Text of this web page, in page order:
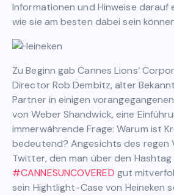
Informationen und Hinweise darauf
wie sie am besten dabei sein
Zu Beginn gab Cannes Lions‘
Director Rob Dembitz, alter
Partner in einigen
von Weber Shandwick, eine
immerwährende Frage: Warum ist
bedeutend? Angesichts des regen
Twitter, den man über den Hashtag
#CANNESUNCOVERED gut
sein Hightlight-Case von Heineken